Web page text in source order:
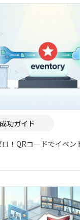
功ガイド
！QRコードでイベン